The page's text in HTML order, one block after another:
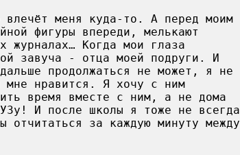
меня куда-то. А перед моим
фигуры впереди, мелькают
журналах… Когда мои глаза
завуча - отца моей подруги. И
продолжаться не может, я не
мне нравится. Я хочу с ним
время вместе с ним, а не дома
И после школы я тоже не всегда
отчитаться за каждую минуту между